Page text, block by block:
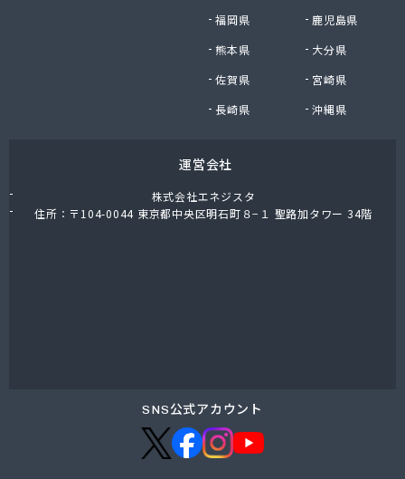
NXエネルギー東北株式会社 宮城支店
NX商事株式会社 仙台支店
NX商事株式会社仙台支店LPガス部 仙台LPガス事
白ゆり商事株式会社 名取営業本部
白鳥商店
名取岩沼農業協同組合本店
鳴瀬ガス株式会社
福岡県
鹿児島県
熊本県
大分県
佐賀県
宮崎県
長崎県
沖縄県
運営会社
株式会社エネジスタ
住所：〒104-0044 東京都中央区明石町８−１ 聖路加タワー 34階
SNS公式アカウント